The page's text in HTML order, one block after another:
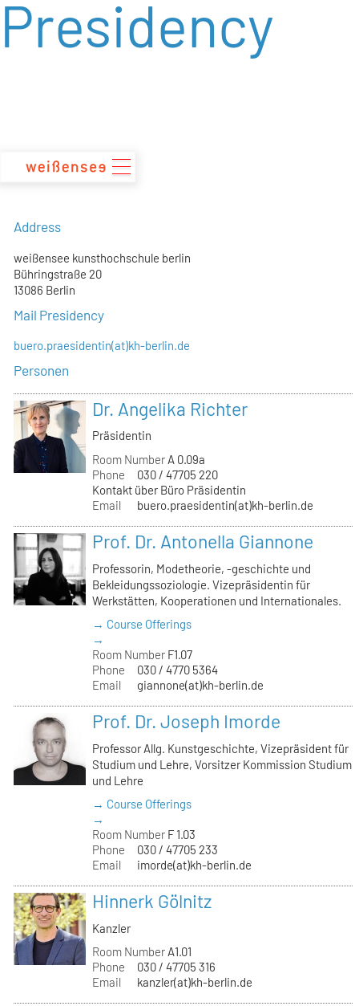
zum
Inhalt
Presidency
Address
weißensee kunsthochschule berlin
Bühringstraße 20
13086 Berlin
Mail Presidency
buero.praesidentin(at)kh-berlin.de
Personen
Dr. Angelika Richter
Präsidentin
Room Number A 0.09a
Phone
030 / 47705 220
Kontakt über Büro Präsidentin
Email
buero.praesidentin(at)kh-berlin.de
Prof. Dr. Antonella Giannone
Professorin, Modetheorie, -geschichte und
Bekleidungssoziologie. Vizepräsidentin für
Werkstätten, Kooperationen und Internationales.
→ Course Offerings
→
Room Number F1.07
Phone
030 / 4770 5364
Email
giannone(at)kh-berlin.de
Prof. Dr. Joseph Imorde
Professor Allg. Kunstgeschichte, Vizepräsident für
Studium und Lehre, Vorsitzer Kommission Studium
und Lehre
→ Course Offerings
→
Room Number F 1.03
Phone
030 / 47705 233
Email
imorde(at)kh-berlin.de
Hinnerk Gölnitz
Kanzler
Room Number A1.01
Phone
030 / 47705 316
Email
kanzler(at)kh-berlin.de